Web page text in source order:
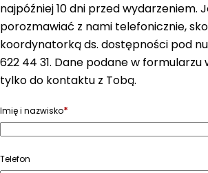
najpóźniej 10 dni przed wydarzeniem.
porozmawiać z nami telefonicznie,
koordynatorką ds. dostępności pod
622 44 31. Dane podane w
tylko do kontaktu z Tobą.
Imię i nazwisko*
Telefon